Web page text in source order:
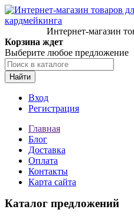
Интернет-магазин
Корзина ждет
Выберите любое предложение
Найти
Вход
Регистрация
Главная
Блог
Доставка
Оплата
Контакты
Карта сайта
Каталог предложений